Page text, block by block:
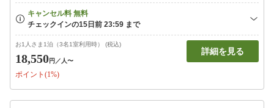
お1人さま1泊（3名1室利用時） (税込)
18,550円 ／人〜
ポイント(1%)
詳細を見る